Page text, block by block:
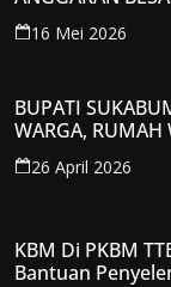
JADI
KRITIS
16 Mei 2026
BUPATI
WARGA, RUMAH
DIAMBRUKAN
26 April 2026
KBM Di PKBM
Bantuan